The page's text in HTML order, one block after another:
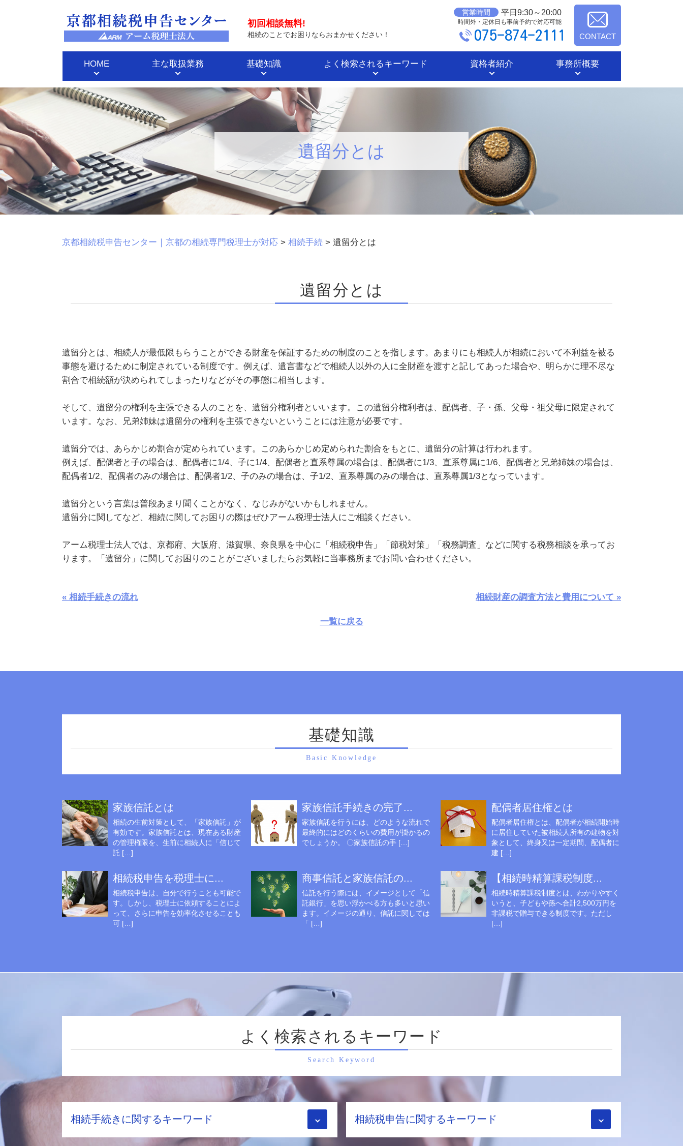
遺留分とは
初回相談無料!
相続のことでお困りならおまかせください！
営業時間 平日9:30～20:00
時間外・定休日も事前予約で対応可能
075-874-2111 CONTACT
HOME 主な取扱業務 基礎知識 よく検索されるキーワード 資格者紹介 事務所概要
京都相続税申告センター｜京都の相続専門税理士が対応 > 相続手続 > 遺留分とは
遺留分とは
遺留分とは、相続人が最低限もらうことができる財産を保証するための制度のことを指します。あまりにも相続人が相続において不利益を被る
事態を避けるために制定されている制度です。例えば、遺言書などで相続人以外の人に全財産を渡すと記してあった場合や、明らかに理不尽な
割合で相続額が決められてしまったりなどがその事態に相当します。
そして、遺留分の権利を主張できる人のことを、遺留分権利者といいます。この遺留分権利者は、配偶者、子・孫、父母・祖父母に限定されて
います。なお、兄弟姉妹は遺留分の権利を主張できないということには注意が必要です。
遺留分では、あらかじめ割合が定められています。このあらかじめ定められた割合をもとに、遺留分の計算は行われます。
例えば、配偶者と子の場合は、配偶者に1/4、子に1/4、配偶者と直系尊属の場合は、配偶者に1/3、直系尊属に1/6、配偶者と兄弟姉妹の場合は、
配偶者1/2、配偶者のみの場合は、配偶者1/2、子のみの場合は、子1/2、直系尊属のみの場合は、直系尊属1/3となっています。
遺留分という言葉は普段あまり聞くことがなく、なじみがないかもしれません。
遺留分に関してなど、相続に関してお困りの際はぜひアーム税理士法人にご相談ください。
アーム税理士法人では、京都府、大阪府、滋賀県、奈良県を中心に「相続税申告」「節税対策」「税務調査」などに関する税務相談を承ってお
ります。「遺留分」に関してお困りのことがございましたらお気軽に当事務所までお問い合わせください。
« 相続手続きの流れ 相続財産の調査方法と費用について »
一覧に戻る
基礎知識
Basic Knowledge
家族信託とは
相続の生前対策として、「家族信託」が
有効です。家族信託とは、現在ある財産
の管理権限を、生前に相続人に「信じて
託 […]
家族信託手続きの完了...
家族信託を行うには、どのような流れで
最終的にはどのくらいの費用が掛かるの
でしょうか。 〇家族信託の手 […]
配偶者居住権とは
配偶者居住権とは、配偶者が相続開始時
に居住していた被相続人所有の建物を対
象として、終身又は一定期間、配偶者に
建 […]
相続税申告を税理士に...
相続税申告は、自分で行うことも可能で
す。しかし、税理士に依頼することによ
って、さらに申告を効率化させることも
可 […]
商事信託と家族信託の...
信託を行う際には、イメージとして「信
託銀行」を思い浮かべる方も多いと思い
ます。イメージの通り、信託に関しては
「 […]
【相続時精算課税制度...
相続時精算課税制度とは、わかりやすく
いうと、子どもや孫へ合計2,500万円を
非課税で贈与できる制度です。ただし
[…]
よく検索されるキーワード
Search Keyword
相続手続きに関するキーワード 相続税申告に関するキーワード